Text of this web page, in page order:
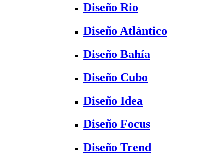
Diseño Rio
Diseño Atlántico
Diseño Bahía
Diseño Cubo
Diseño Idea
Diseño Focus
Diseño Trend